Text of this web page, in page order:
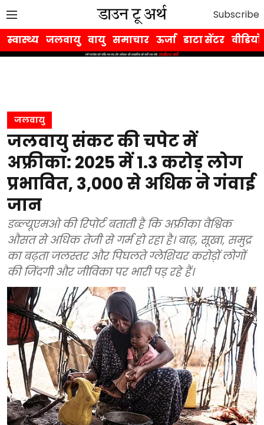
Subscribe
स्वास्थ्य जलवायु वायु समाचार ऊर्जा डाटा सेंटर वीडियो
जलवायु
जलवायु संकट की चपेट में
अफ्रीका: 2025 में 1.3 करोड़ लोग
प्रभावित, 3,000 से अधिक ने गंवाई
जान
डब्ल्यूएमओ की रिपोर्ट बताती है कि अफ्रीका वैश्विक
औसत से अधिक तेजी से गर्म हो रहा है। बाढ़, सूखा, समुद्र
का बढ़ता जलस्तर और पिघलते ग्लेशियर करोड़ों लोगों
की जिंदगी और जीविका पर भारी पड़ रहे हैं।